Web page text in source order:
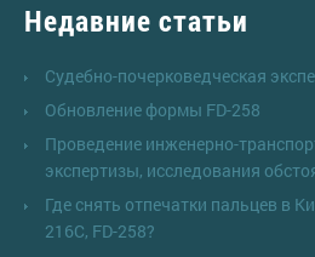
Недавние статьи
Судебно-почерковедческая
Обновление формы FD-258
Проведение инженерно-
экспертизы, исследования
Где снять отпечатки пальцев в
216C, FD-258?